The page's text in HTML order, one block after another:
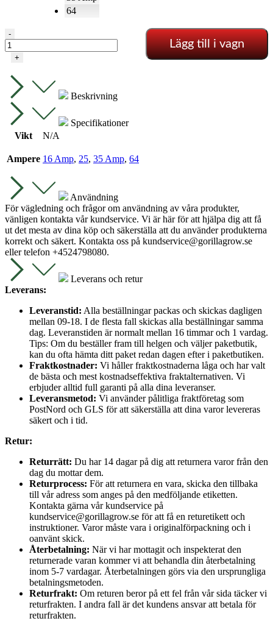
64
Passskruv
16-
64
mängd
-
+
Lägg till i vagn
Beskrivning
Specifikationer
Vikt
N/A
Ampere 16 Amp, 25, 35 Amp, 64
Användning
För vägledning och frågor om användning av våra produkter,
vänligen kontakta vår kundservice. Vi är här för att hjälpa dig att få
ut det mesta av dina köp och säkerställa att du använder produkterna
korrekt och säkert. Kontakta oss på kundservice@gorillagrow.se
eller telefon +4524798080.
Leverans och retur
Leverans:
Leveranstid: Alla beställningar packas och skickas dagligen
mellan 09-18. I de flesta fall skickas alla beställningar samma
dag. Leveranstiden är normalt mellan 16 timmar och 1 vardag.
Tips: Om du beställer fram till helgen och väljer paketbutik,
kan du ofta hämta ditt paket redan dagen efter i paketbutiken.
Fraktkostnader: Vi håller fraktkostnaderna låga och har valt
de bästa och mest kostnadseffektiva fraktalternativen. Vi
erbjuder alltid full garanti på alla dina leveranser.
Leveransmetod: Vi använder pålitliga fraktföretag som
PostNord och GLS för att säkerställa att dina varor levereras
säkert och i tid.
Retur:
Returrätt: Du har 14 dagar på dig att returnera varor från den
dag du mottar dem.
Returprocess: För att returnera en vara, skicka den tillbaka
till vår adress som anges på den medföljande etiketten.
Kontakta gärna vår kundservice på
kundservice@gorillagrow.se för att få en returetikett och
instruktioner. Varor måste vara i originalförpackning och i
oanvänt skick.
Återbetalning: När vi har mottagit och inspekterat den
returnerade varan kommer vi att behandla din återbetalning
inom 5-7 vardagar. Återbetalningen görs via den ursprungliga
betalningsmetoden.
Returfrakt: Om returen beror på ett fel från vår sida täcker vi
returfrakten. I andra fall är det kundens ansvar att betala för
returfrakten.